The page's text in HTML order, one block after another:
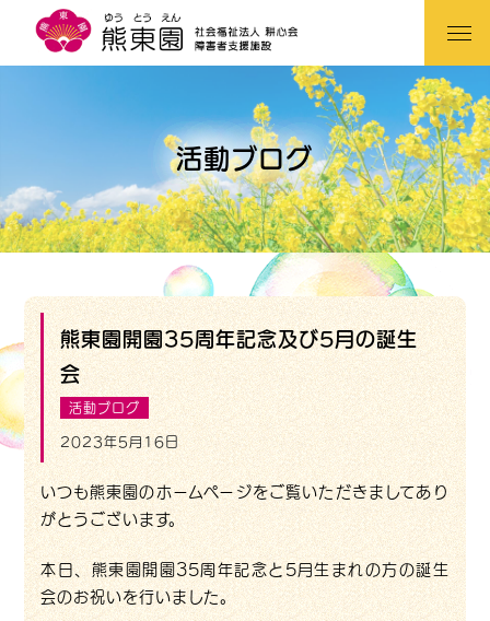
活動ブログ
熊東園開園35周年記念及び5月の誕生
会
活動ブログ
2023年5月16日
いつも熊東園のホームページをご覧いただきましてあり
がとうございます。
本日、熊東園開園35周年記念と5月生まれの方の誕生
会のお祝いを行いました。